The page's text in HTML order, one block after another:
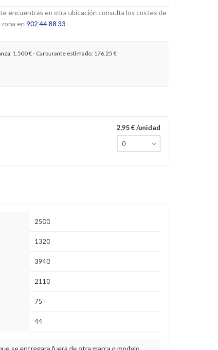
encuentras en otra ubicación consulta los costes de
en 902 44 88 33
1.500 €- Carburante estimado: 176,25 €
2,95 € /unidad
2500
1320
3940
2110
75
44
se entregara fuera de otra marca o modelo.